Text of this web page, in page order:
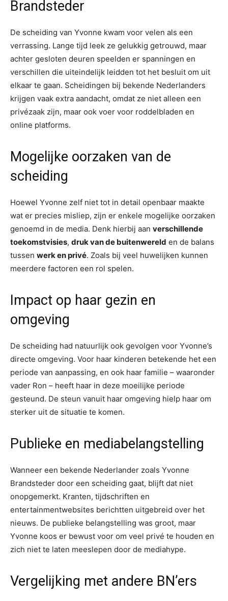
Brandsteder
De scheiding van Yvonne kwam voor velen als een
verrassing. Lange tijd leek ze gelukkig getrouwd, maar
achter gesloten deuren speelden er spanningen en
verschillen die uiteindelijk leidden tot het besluit om uit
elkaar te gaan. Scheidingen bij bekende Nederlanders
krijgen vaak extra aandacht, omdat ze niet alleen een
privézaak zijn, maar ook voer voor roddelbladen en
online platforms.
Mogelijke oorzaken van de
scheiding
Hoewel Yvonne zelf niet tot in detail openbaar maakte
wat er precies misliep, zijn er enkele mogelijke oorzaken
genoemd in de media. Denk hierbij aan verschillende
toekomstvisies, druk van de buitenwereld en de balans
tussen werk en privé. Zoals bij veel huwelijken kunnen
meerdere factoren een rol spelen.
Impact op haar gezin en
omgeving
De scheiding had natuurlijk ook gevolgen voor Yvonne’s
directe omgeving. Voor haar kinderen betekende het een
periode van aanpassing, en ook haar familie – waaronder
vader Ron – heeft haar in deze moeilijke periode
gesteund. De steun vanuit haar omgeving hielp haar om
sterker uit de situatie te komen.
Publieke en mediabelangstelling
Wanneer een bekende Nederlander zoals Yvonne
Brandsteder door een scheiding gaat, blijft dat niet
onopgemerkt. Kranten, tijdschriften en
entertainmentwebsites berichtten uitgebreid over het
nieuws. De publieke belangstelling was groot, maar
Yvonne koos er bewust voor om veel privé te houden en
zich niet te laten meeslepen door de mediahype.
Vergelijking met andere BN’ers